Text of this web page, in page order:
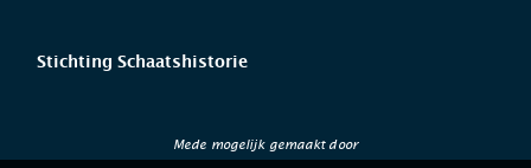
Stichting Schaatshistorie
Mede mogelijk gemaakt door